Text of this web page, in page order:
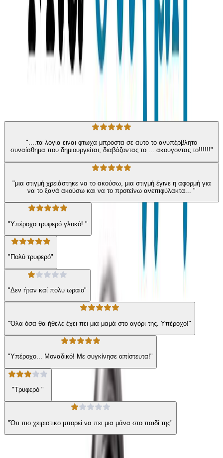
και είμαστε εμείς πια υπό την προστασία τους. Αυτό είναι ένα
βιβλίο για να πούμε όλα όσα θα θέλαμε στην πιο αδιαπραγμάτευτη
αγάπη της ζωής µας, τους γιους μας.
Για παιδιά Συναισθηματική Νοημοσύνη
Η γνώμη των ακροατών
"....τα λογια ειναι φτωχα μπροστα σε αυτο το ανυπέρβλητο
συναίσθημα που δημιουργείται, διαβάζοντας το ... ακουγοντας το!!!!!!"
"μια στιγμή χρειάστηκε να το ακούσω, μια στιγμή έγινε η αφορμή για
να το ξανά ακούσω και να το προτείνω ανεπιφύλακτα... "
"Υπέροχο τρυφερό γλυκό! "
"Πολύ τρυφερό"
"Δεν ήταν καί πολυ ωραιο"
"Όλα όσα θα ήθελε έχει πει μια μαμά στο αγόρι της. Υπέροχο!"
"Υπέροχο... Μοναδικό! Με συγκίνησε απίστευτα!"
"Τρυφερό "
"Ότι πιο χειριστικο μπορεί να πει μια μάνα στο παιδί της"
Ίδιος συγγραφέας